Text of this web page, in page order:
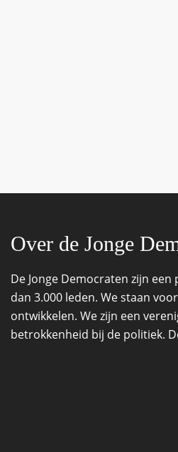
Over de Jonge
De Jonge Democraten zijn
dan 3.000 leden. We staan
ontwikkelen. We zijn een
betrokkenheid bij de politiek.